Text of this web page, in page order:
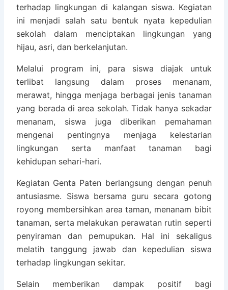
terhadap lingkungan di kalangan siswa. Kegiatan
ini menjadi salah satu bentuk nyata kepedulian
sekolah dalam menciptakan lingkungan yang
hijau, asri, dan berkelanjutan.
Melalui program ini, para siswa diajak untuk
terlibat langsung dalam proses menanam,
merawat, hingga menjaga berbagai jenis tanaman
yang berada di area sekolah. Tidak hanya sekadar
menanam, siswa juga diberikan pemahaman
mengenai pentingnya menjaga kelestarian
lingkungan serta manfaat tanaman bagi
kehidupan sehari-hari.
Kegiatan Genta Paten berlangsung dengan penuh
antusiasme. Siswa bersama guru secara gotong
royong membersihkan area taman, menanam bibit
tanaman, serta melakukan perawatan rutin seperti
penyiraman dan pemupukan. Hal ini sekaligus
melatih tanggung jawab dan kepedulian siswa
terhadap lingkungan sekitar.
Selain memberikan dampak positif bagi